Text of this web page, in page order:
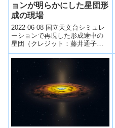
ョンが明らかにした星団形
成の現場
2022-06-08 国立天文台シミュレ
ーションで再現した形成途中の
星団（クレジット：藤井通子、
武田隆顕、国立天文台4次元デジ
タル宇宙プロジェクト） オリジ